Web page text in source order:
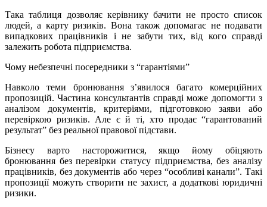
Така таблиця дозволяє керівнику бачити не просто список
людей, а карту ризиків. Вона також допомагає не подавати
випадкових працівників і не забути тих, від кого справді
залежить робота підприємства.
Чому небезпечні посередники з “гарантіями”
Навколо теми бронювання з’явилося багато комерційних
пропозицій. Частина консультантів справді може допомогти з
аналізом документів, критеріями, підготовкою заяви або
перевіркою ризиків. Але є й ті, хто продає “гарантований
результат” без реальної правової підстави.
Бізнесу варто насторожитися, якщо йому обіцяють
бронювання без перевірки статусу підприємства, без аналізу
працівників, без документів або через “особливі канали”. Такі
пропозиції можуть створити не захист, а додаткові юридичні
ризики.